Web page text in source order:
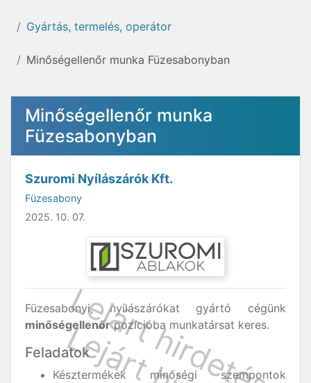
Gyártás, termelés, operátor
Minőségellenőr munka Füzesabonyban
Minőségellenőr munka
Füzesabonyban
Szuromi Nyílászárók Kft.
Füzesabony
2025. 10. 07.
Füzesabonyi, nyílászárókat gyártó cégünk
minőségellenőrpozícióba munkatársat keres.
Feladatok
Késztermékek minőségi szempontok